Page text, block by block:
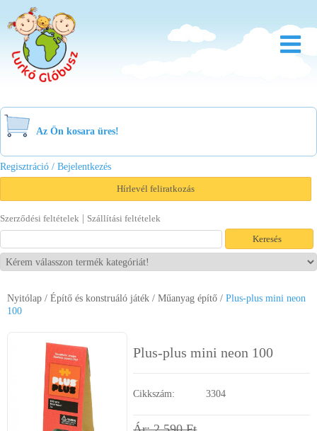
Bölcsőde
Család
Akció
Viszonteladóknak
Letöltések
Kapcsolat
Az Ön kosara üres!
Regisztráció / Bejelentkezés
Hírlevél feliratkozás
Szerződési feltételek | Szállítási feltételek
Nyitólap / Építő és konstruáló játék / Műanyag építő / Plus-plus mini neon
100
Plus-plus mini neon 100
Cikkszám: 3304